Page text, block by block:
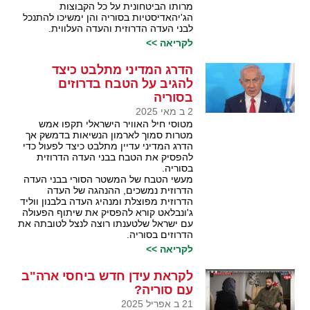
מרותו הביטחונית על כל הקבוצות
הג'יהאדיסטיות בסוריה והן ימשיכו להתנכל
לבני העדה הדרוזית והעדה העלווית.
לקריאה >>
הדרג המדיני מתלבט כיצד
להגיב על הטבח בדרוזים
בסוריה
2 ב מאי 2025
מטוסי חיל האוויר הישראלי תקפו אמש
מטרות סמוך לארמון הנשיאות בדמשק אך
הדרג המדיני עדיין מתלבט כיצד לפעול כדי
להפסיק את הטבח בבני העדה הדרוזית
בסוריה.
מעשי הטבח של המשטר הסורי בבני העדה
הדרוזית נמשכים, ההנהגה של העדה
הדרוזית מפוצלת ומנהיג העדה בלבנון ווליד
ג'ונבלאט קורא להפסיק את שיתוף הפעולה
עם ישראל שלטענתו רוצה לנצל לטובתה את
הדרוזים בסוריה.
לקריאה >>
לקראת עידן חדש ביחסי ארה"ב
עם סוריה?
21 ב אפריל 2025